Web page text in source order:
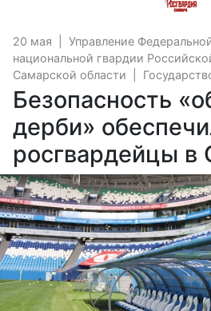
20 мая
Управление
национальной гвардии
Самарской области
Безопасность
дерби»
росгвардейцы в